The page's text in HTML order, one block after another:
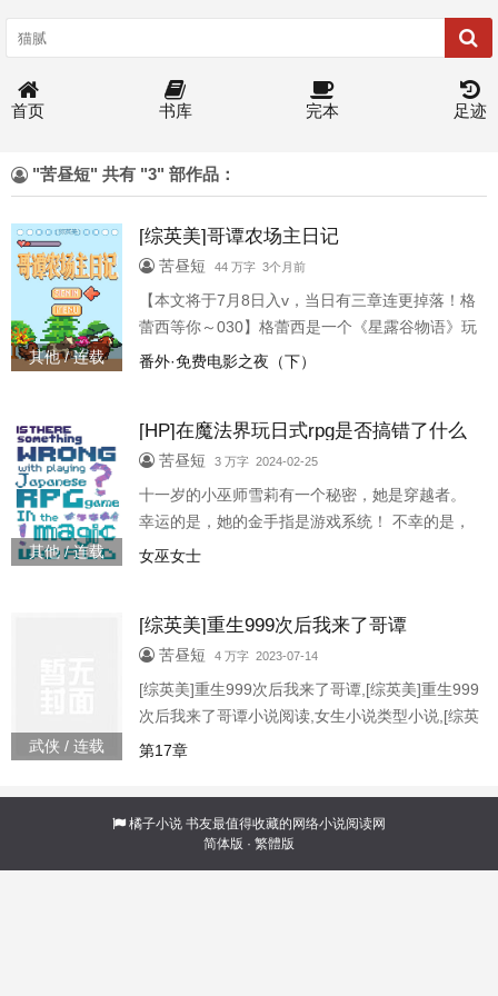
首页 书库 完本 足迹
"苦昼短" 共有 "3" 部作品：
其他 / 连载
[综英美]哥谭农场主日记
苦昼短 44 万字 3个月前
【本文将于7月8日入v，当日有三章连更掉落！格
蕾西等你～030】格蕾西是一个《星露谷物语》玩
家。这个游戏主打模拟经营，主角继承了爷爷的
天，格蕾西看见商店里出现了一个游戏DLC的推
销界面：【星露谷DLC：哥谭市】【更大地图，
更多NPC，全新玩法，真实的美式风情！】 格蕾
西：好家伙，还有这事？买爆！在点下【购买】
番外·免费电影之夜（下）
其他 / 连载
[HP]在魔法界玩日式rpg是否搞错了什么
苦昼短 3 万字 2024-02-25
十一岁的小巫师雪莉有一个秘密，她是穿越者。
幸运的是，她的金手指是游戏系统！ 不幸的是，
她的金手指是她在玩的一款号称自由到鬼畜的日
她养的猫会下蛋，见过的鸡会产奶，每年以太天
气的时候总是会不小心多长一条胳膊，或者头上
飘着雨云。分院帽戴到她头上，说的第一句话
是：“你就是那个【星辰背叛者】吧，让我看看你
女巫女士
武侠 / 连载
[综英美]重生999次后我来了哥谭
苦昼短 4 万字 2023-07-14
[综英美]重生999次后我来了哥谭,[综英美]重生999
次后我来了哥谭小说阅读,女生小说类型小说,[综英
美]重生999次后我来了哥谭由作家苦昼短创作, 第
管她忘记了自己的死因，但有机会改变自己困窘
的人生，这本身就值得庆幸了。她顺利地度过了
风光的一生，在晚年幸福而安详地进入了沉眠。
…… 她再次在同一天睁开眼睛。 第二次人生，斐
第17章
橘子小说 书友最值得收藏的网络小说阅读网
简体版 · 繁體版